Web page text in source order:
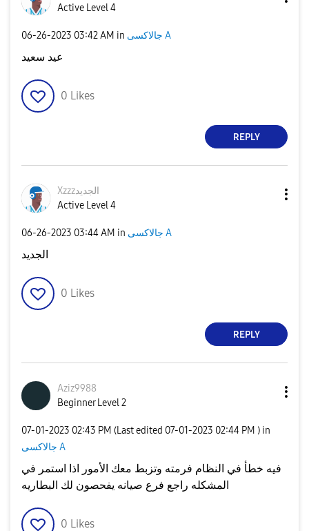
Active Level 4
‎06-26-2023 03:42 AM in جالاكسى A
عيد سعيد
0 Likes
REPLY
Xzzzالجديد
Active Level 4
‎06-26-2023 03:44 AM in جالاكسى A
الجديد
0 Likes
REPLY
Aziz9988
Beginner Level 2
‎07-01-2023 02:43 PM (Last edited ‎07-01-2023 02:44 PM ) in
جالاكسى A
فيه خطأ في النظام فرمته وتزبط معك الأمور اذا استمر في
المشكله راجع فرع صيانه يفحصون لك البطاريه
0 Likes